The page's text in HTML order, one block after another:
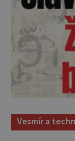
Vesmír a